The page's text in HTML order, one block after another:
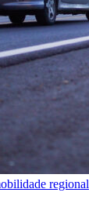
regional